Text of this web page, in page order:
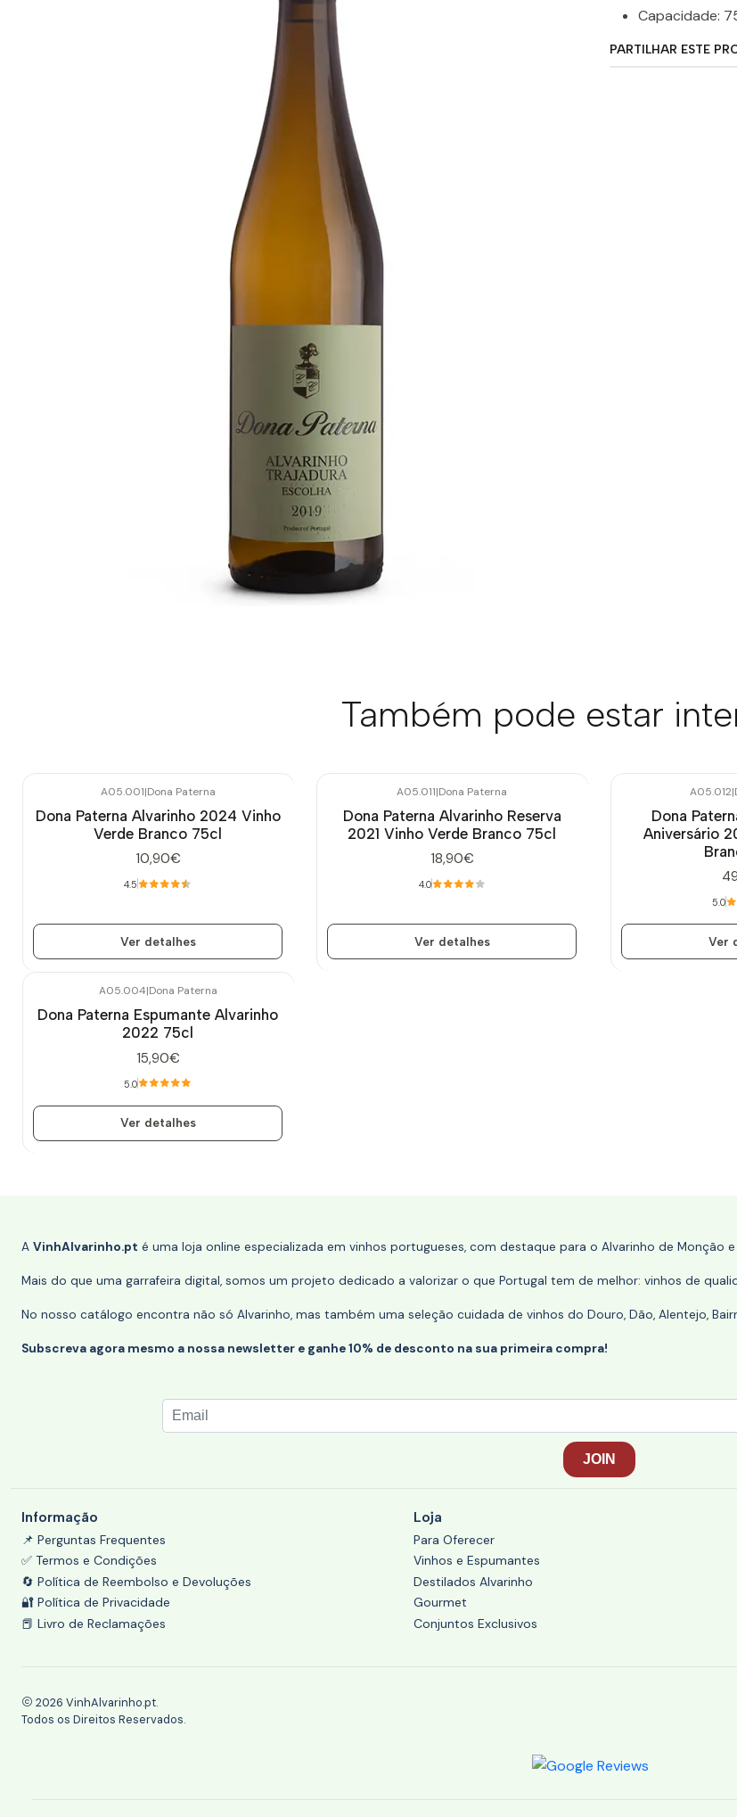
Capacidade:
PARTILHAR ESTE
Também pode estar
A05.001|Dona Paterna
Dona Paterna Alvarinho 2024 Vinho
Verde Branco 75cl
10,90€
4.5
Ver detalhes
A05.011|Dona Paterna
Dona Paterna Alvarinho Reserva
2021 Vinho Verde Branco 75cl
18,90€
4.0
Ver detalhes
A05.012|
Dona
Aniversário
5.0
Ver
A05.004|Dona Paterna
Dona Paterna Espumante Alvarinho
2022 75cl
15,90€
5.0
Ver detalhes
A VinhAlvarinho.pt é uma loja online especializada em vinhos portugueses, com destaque para o Alvarinho de Monção
Mais do que uma garrafeira digital, somos um projeto dedicado a valorizar o que Portugal tem de melhor: vinhos de
No nosso catálogo encontra não só Alvarinho, mas também uma seleção cuidada de vinhos do Douro, Dão, Alentejo,
Subscreva agora mesmo a nossa newsletter e ganhe 10% de desconto na sua primeira compra!
Informação
📌 Perguntas Frequentes
✅ Termos e Condições
🔄 Política de Reembolso e Devoluções
🔐 Política de Privacidade
📕 Livro de Reclamações
Loja
Para Oferecer
Vinhos e Espumantes
Destilados Alvarinho
Gourmet
Conjuntos Exclusivos
2026 VinhAlvarinho.pt.
Todos os Direitos Reservados.